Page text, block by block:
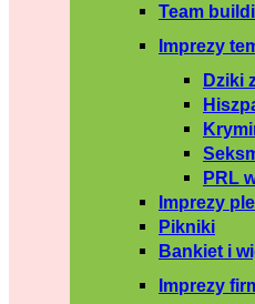
Team
Imprezy
Dziki
PRL
Imprezy
Pikniki
Bankiet i
Imprezy